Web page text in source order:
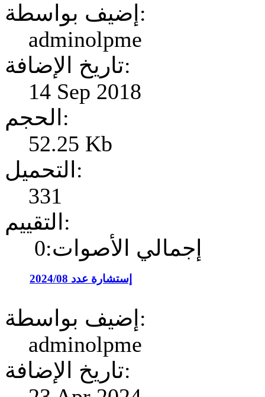
إضيف بواسطة:
adminolpme
تاريخ الإضافة:
14 Sep 2018
الحجم:
52.25 Kb
التحميل:
331
التقييم:
إجمالي الأصوات:0
إستشارة عدد 2024/08
إضيف بواسطة:
adminolpme
تاريخ الإضافة: